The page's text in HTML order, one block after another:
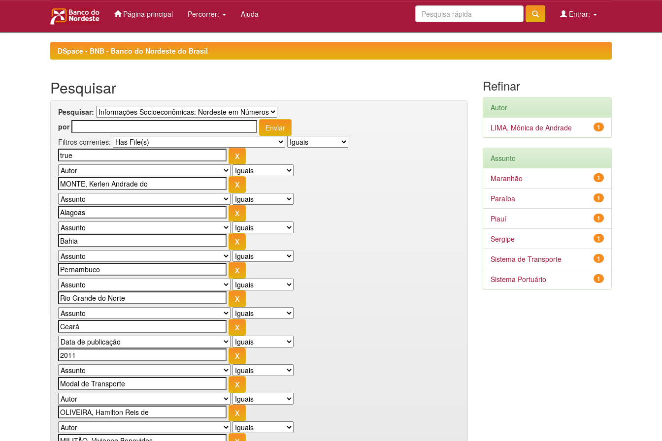
Página principal Percorrer: Ajuda Entrar:
DSpace - BNB - Banco do Nordeste do Brasil
Pesquisar
Pesquisar:
por
Filtros correntes:
Refinar
Autor
1
LIMA, Mônica de Andrade
Assunto
1
Maranhão
1
Paraíba
1
Piauí
1
Sergipe
1
Sistema de Transporte
1
Sistema Portuário